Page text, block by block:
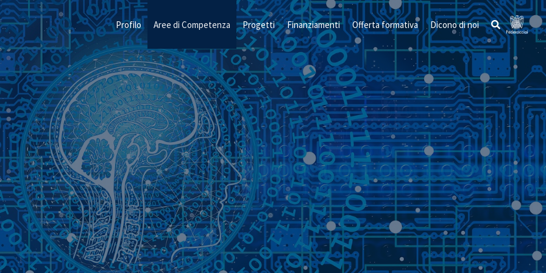
Profilo Aree di Competenza Progetti Finanziamenti Offerta formativa Dicono di noi